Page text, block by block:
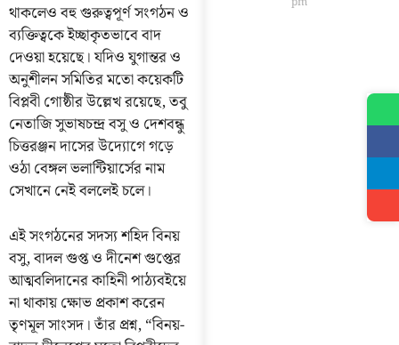
থাকলেও বহু গুরুত্বপূর্ণ সংগঠন ও
ব্যক্তিত্বকে ইচ্ছাকৃতভাবে বাদ
দেওয়া হয়েছে। যদিও যুগান্তর ও
অনুশীলন সমিতির মতো কয়েকটি
বিপ্লবী গোষ্ঠীর উল্লেখ রয়েছে, তবু
নেতাজি সুভাষচন্দ্র বসু ও দেশবন্ধু
চিত্তরঞ্জন দাসের উদ্যোগে গড়ে
ওঠা বেঙ্গল ভলান্টিয়ার্সের নাম
সেখানে নেই বললেই চলে।
এই সংগঠনের সদস্য শহিদ বিনয়
বসু, বাদল গুপ্ত ও দীনেশ গুপ্তের
আত্মবলিদানের কাহিনী পাঠ্যবইয়ে
না থাকায় ক্ষোভ প্রকাশ করেন
তৃণমূল সাংসদ। তাঁর প্রশ্ন, “বিনয়-